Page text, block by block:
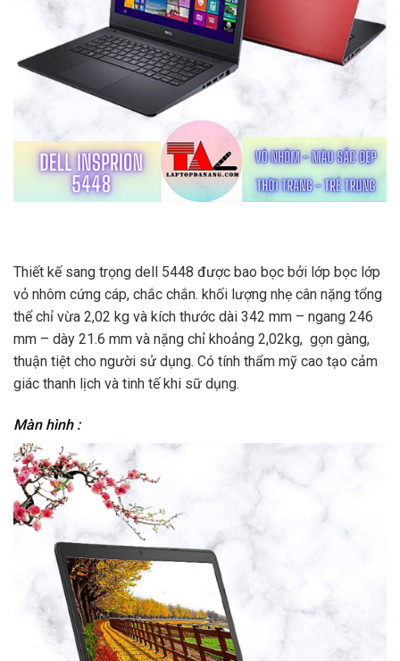
Thiết kế sang trọng dell 5448 được bao bọc bởi lớp bọc lớp
vỏ nhôm cứng cáp, chắc chắn. khối lượng nhẹ cân nặng tổng
thể chỉ vừa 2,02 kg và kích thước dài 342 mm – ngang 246
mm – dày 21.6 mm và nặng chỉ khoảng 2,02kg, gọn gàng,
thuận tiệt cho người sử dụng. Có tính thẩm mỹ cao tạo cảm
giác thanh lịch và tinh tế khi sữ dụng.
Màn hình :